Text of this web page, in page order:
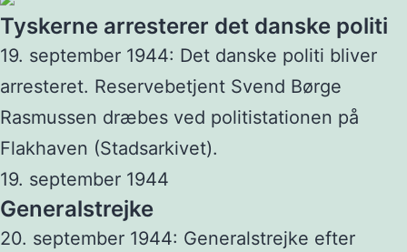
Tyskerne arresterer det danske politi
19. september 1944: Det danske politi bliver
arresteret. Reservebetjent Svend Børge
Rasmussen dræbes ved politistationen på
Flakhaven (Stadsarkivet).
19. september 1944
Generalstrejke
20. september 1944: Generalstrejke efter